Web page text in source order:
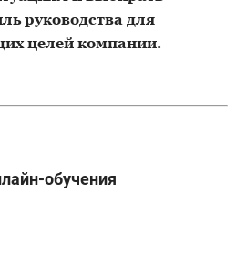
руководства для
целей компании.
обучения